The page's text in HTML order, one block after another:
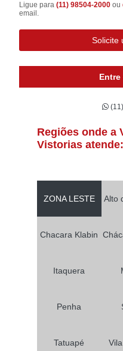
Ligue para(11) 98504-2000ou
email.
Solicite
Regiões onde a
Vistorias atende:
ZONA LESTE Alto
Chacara Klabin
Itaquera
Penha
Tatuapé